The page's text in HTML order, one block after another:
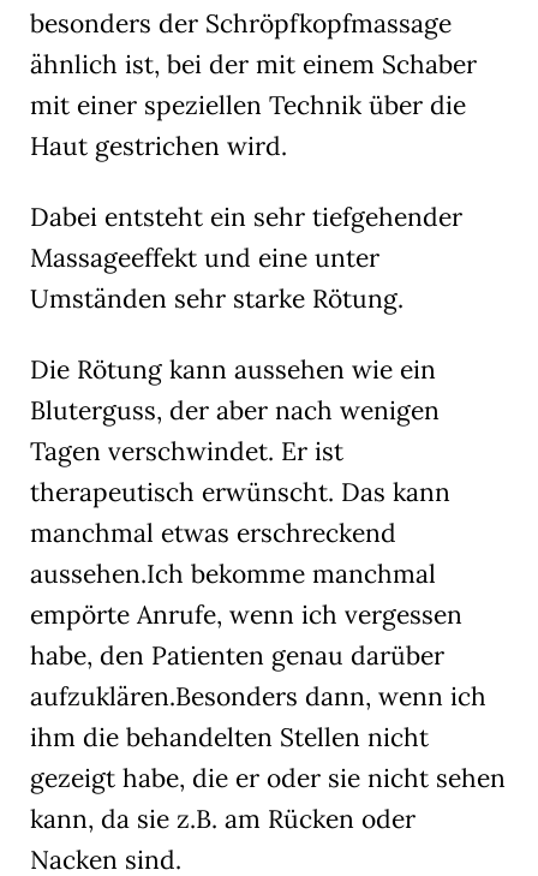
besonders der Schröpfkopfmassage
ähnlich ist, bei der mit einem Schaber
mit einer speziellen Technik über die
Haut gestrichen wird.
Dabei entsteht ein sehr tiefgehender
Massageeffekt und eine unter
Umständen sehr starke Rötung.
Die Rötung kann aussehen wie ein
Bluterguss, der aber nach wenigen
Tagen verschwindet. Er ist
therapeutisch erwünscht. Das kann
manchmal etwas erschreckend
aussehen.Ich bekomme manchmal
empörte Anrufe, wenn ich vergessen
habe, den Patienten genau darüber
aufzuklären.Besonders dann, wenn ich
ihm die behandelten Stellen nicht
gezeigt habe, die er oder sie nicht sehen
kann, da sie z.B. am Rücken oder
Nacken sind.